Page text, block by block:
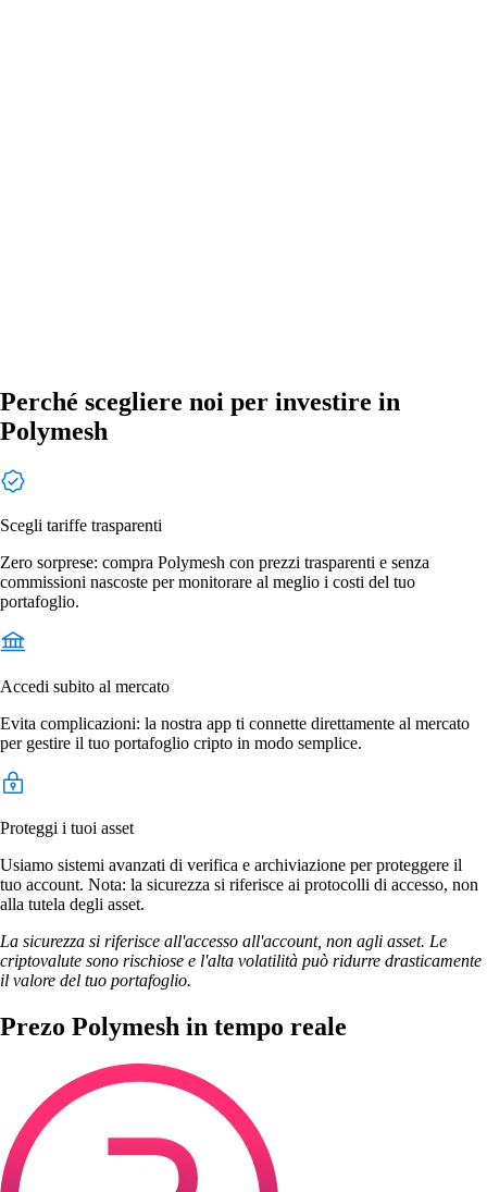
Perché scegliere noi per investire in
Polymesh
Scegli tariffe trasparenti
Zero sorprese: compra Polymesh con prezzi trasparenti e senza
commissioni nascoste per monitorare al meglio i costi del tuo
portafoglio.
Accedi subito al mercato
Evita complicazioni: la nostra app ti connette direttamente al mercato
per gestire il tuo portafoglio cripto in modo semplice.
Proteggi i tuoi asset
Usiamo sistemi avanzati di verifica e archiviazione per proteggere il
tuo account. Nota: la sicurezza si riferisce ai protocolli di accesso, non
alla tutela degli asset.
La sicurezza si riferisce all'accesso all'account, non agli asset. Le
criptovalute sono rischiose e l'alta volatilità può ridurre drasticamente
il valore del tuo portafoglio.
Prezo Polymesh in tempo reale